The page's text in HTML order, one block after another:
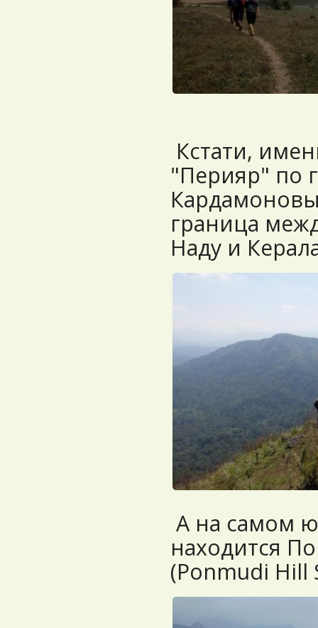
Кстати,
"Перияр" по
граница
Наду и
А на самом
находится
(Ponmudi Hill